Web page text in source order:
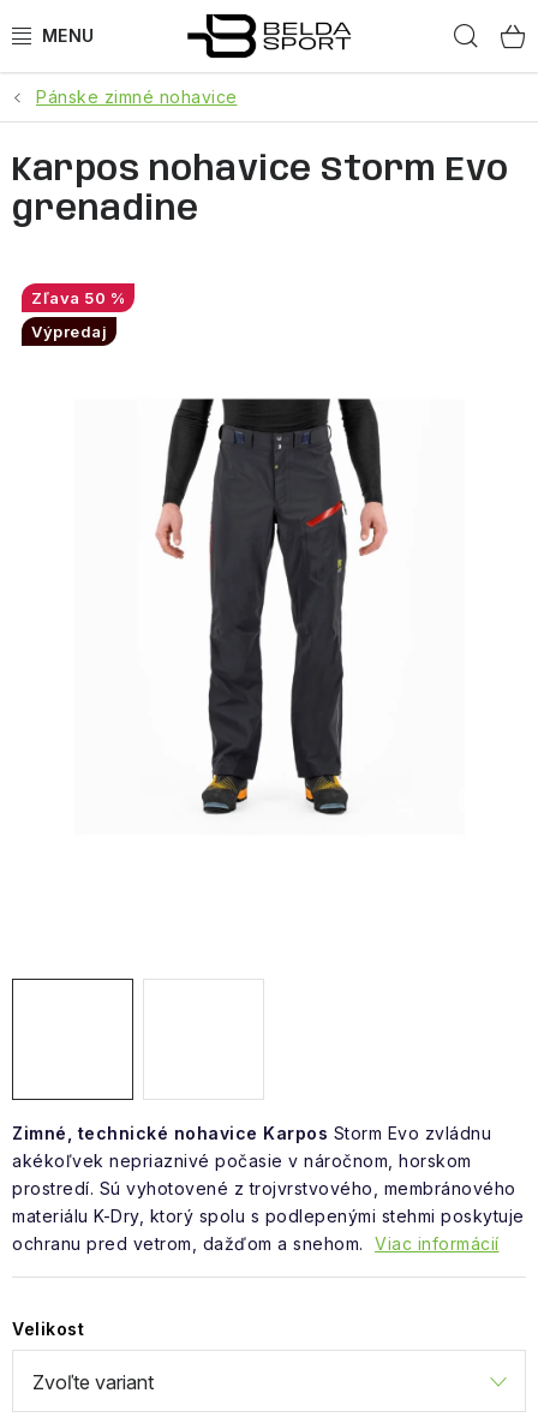
na
ŠPORTY
BEH
BOGNER
GOLDBERGH
OBLEČENIE
Doprava a platba
Pánske zimné nohavice
Zimné, technické nohavice Karpos Storm Evo zvládnu
akékoľvek nepriaznivé počasie v náročnom, horskom
prostredí. Sú vyhotovené z trojvrstvového, membránového
materiálu K-Dry, ktorý spolu s podlepenými stehmi poskytuje
ochranu pred vetrom, dažďom a snehom.
Viac informácií
Velikost
Karpos nohavice Storm Evo
grenadine
50 %
Výpredaj